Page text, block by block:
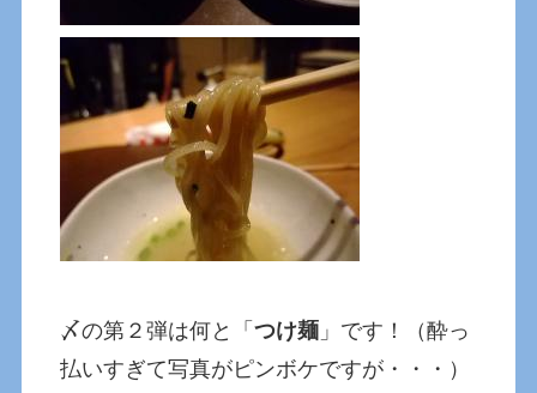
〆の第２弾は何と「つけ麺 」です！（酔っ
払いすぎて写真がピンボケですが・・・）